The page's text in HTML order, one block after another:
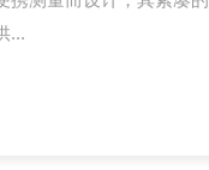
...